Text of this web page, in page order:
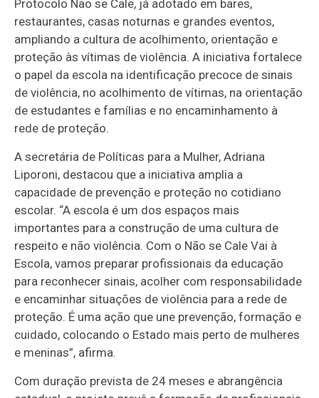
Protocolo Não se Cale, já adotado em bares,
restaurantes, casas noturnas e grandes eventos,
ampliando a cultura de acolhimento, orientação e
proteção às vítimas de violência. A iniciativa fortalece
o papel da escola na identificação precoce de sinais
de violência, no acolhimento de vítimas, na orientação
de estudantes e famílias e no encaminhamento à
rede de proteção.
A secretária de Políticas para a Mulher, Adriana
Liporoni, destacou que a iniciativa amplia a
capacidade de prevenção e proteção no cotidiano
escolar. “A escola é um dos espaços mais
importantes para a construção de uma cultura de
respeito e não violência. Com o Não se Cale Vai à
Escola, vamos preparar profissionais da educação
para reconhecer sinais, acolher com responsabilidade
e encaminhar situações de violência para a rede de
proteção. É uma ação que une prevenção, formação e
cuidado, colocando o Estado mais perto de mulheres
e meninas”, afirma.
Com duração prevista de 24 meses e abrangência